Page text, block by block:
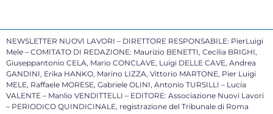
NEWSLETTER NUOVI LAVORI – DIRETTORE RESPONSABILE: PierLuigi
Mele – COMITATO DI REDAZIONE: Maurizio BENETTI, Cecilia BRIGHI,
Giuseppantonio CELA, Mario CONCLAVE, Luigi DELLE CAVE, Andrea
GANDINI, Erika HANKO, Marino LIZZA, Vittorio MARTONE, Pier Luigi
MELE, Raffaele MORESE, Gabriele OLINI, Antonio TURSILLI – Lucia
VALENTE – Manlio VENDITTELLI – EDITORE: Associazione Nuovi Lavori
– PERIODICO QUINDICINALE, registrazione del Tribunale di Roma